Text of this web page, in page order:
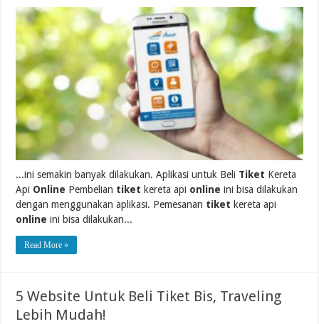
...ini semakin banyak dilakukan. Aplikasi untuk Beli Tiket Kereta
Api Online Pembelian tiket kereta api online ini bisa dilakukan
dengan menggunakan aplikasi. Pemesanan tiket kereta api
online ini bisa dilakukan...
Read More »
5 Website Untuk Beli Tiket Bis, Traveling
Lebih Mudah!